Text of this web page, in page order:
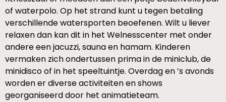
of waterpolo. Op het strand kunt u tegen betaling
verschillende watersporten beoefenen. Wilt u liever
relaxen dan kan dit in het Welnesscenter met onder
andere een jacuzzi, sauna en hamam. Kinderen
vermaken zich ondertussen prima in de miniclub, de
minidisco of in het speeltuintje. Overdag en ’s avonds
worden er diverse activiteiten en shows
georganiseerd door het animatieteam.